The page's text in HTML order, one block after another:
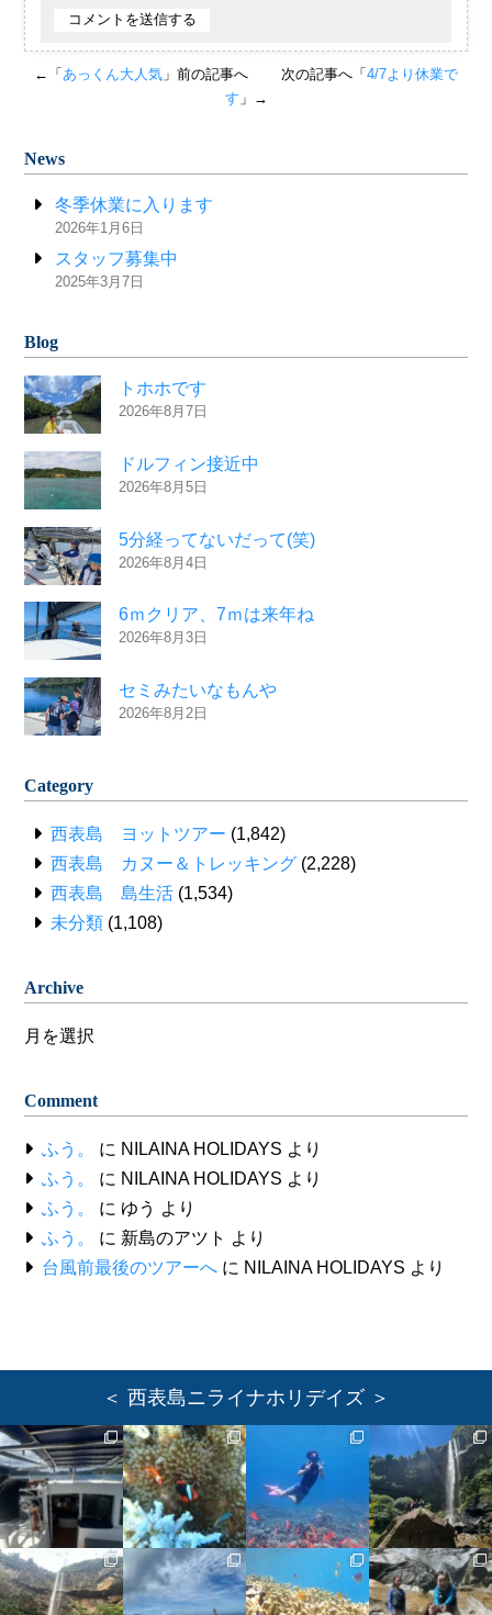
←「あっくん大人気 」前の記事へ 次の記事へ「4/7より休業で
す 」→
News
冬季休業に入ります
2026年1月6日
スタッフ募集中
2025年3月7日
Blog
トホホです
2026年8月7日
ドルフィン接近中
2026年8月5日
5分経ってないだって(笑)
2026年8月4日
6ｍクリア、7ｍは来年ね
2026年8月3日
セミみたいなもんや
2026年8月2日
Category
西表島 ヨットツアー (1,842)
西表島 カヌー＆トレッキング (2,228)
西表島 島生活 (1,534)
未分類 (1,108)
Archive
Archive
Comment
ふう。 に NILAINA HOLIDAYS より
ふう。
に NILAINA HOLIDAYS より
ふう。
に ゆう より
ふう。
に 新島のアツト より
台風前最後のツアーへ に NILAINA HOLIDAYS より
＜ 西表島ニライナホリデイズ ＞